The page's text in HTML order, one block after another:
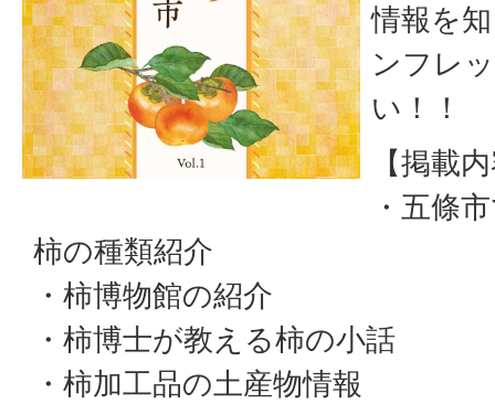
情報を
ンフレ
い！！
【掲載
・五條
柿の種類紹介
・柿博物館の紹介
・柿博士が教える柿の小話
・柿加工品の土産物情報